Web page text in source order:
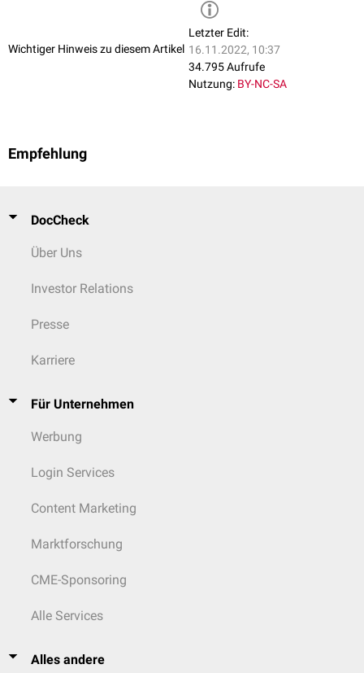
Wichtiger Hinweis zu diesem Artikel
Letzter Edit:
16.11.2022, 10:37
34.795 Aufrufe
Nutzung: BY-NC-SA
Empfehlung
DocCheck
Über Uns
Investor Relations
Presse
Karriere
Für Unternehmen
Werbung
Login Services
Content Marketing
Marktforschung
CME-Sponsoring
Alle Services
Alles andere